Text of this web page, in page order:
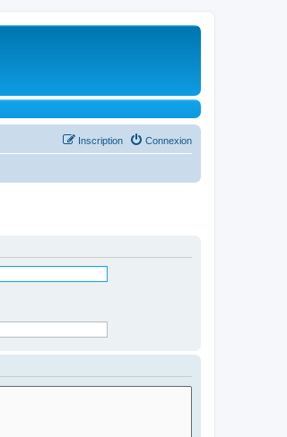
Connexion
Inscription